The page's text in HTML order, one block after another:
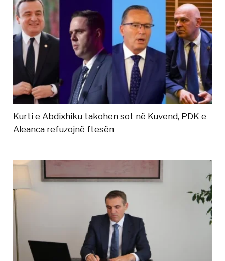
Kurti e Abdixhiku takohen sot në Kuvend, PDK e
Aleanca refuzojnë ftesën